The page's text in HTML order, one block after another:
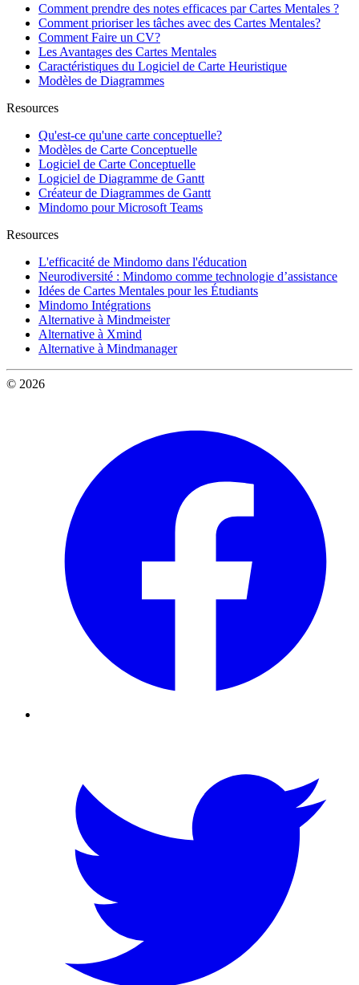
Comment prendre des notes efficaces par Cartes Mentales ?
Comment prioriser les tâches avec des Cartes Mentales?
Comment Faire un CV?
Les Avantages des Cartes Mentales
Caractéristiques du Logiciel de Carte Heuristique
Modèles de Diagrammes
Resources
Qu'est-ce qu'une carte conceptuelle?
Modèles de Carte Conceptuelle
Logiciel de Carte Conceptuelle
Logiciel de Diagramme de Gantt
Créateur de Diagrammes de Gantt
Mindomo pour Microsoft Teams
Resources
L'efficacité de Mindomo dans l'éducation
Neurodiversité : Mindomo comme technologie d’assistance
Idées de Cartes Mentales pour les Étudiants
Mindomo Intégrations
Alternative à Mindmeister
Alternative à Xmind
Alternative à Mindmanager
© 2026